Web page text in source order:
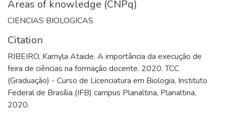
Areas of knowledge (CNPq)
CIENCIAS BIOLOGICAS
Citation
RIBEIRO, Kamyla Ataide. A importância da execução de
feira de ciências na formação docente. 2020. TCC
(Graduação) - Curso de Licenciatura em Biologia, Instituto
Federal de Brasília (IFB) campus Planaltina, Planaltina,
2020.